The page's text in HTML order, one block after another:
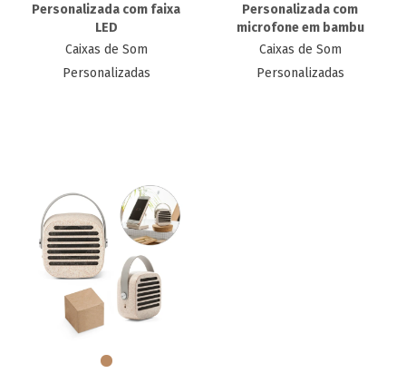
Personalizada com faixa
LED
Caixas de Som
Personalizadas
Personalizada com
microfone em bambu
Caixas de Som
Personalizadas